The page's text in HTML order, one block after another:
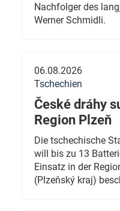
Nachfolger des
Werner Schmidli.
06.08.2026
Tschechien
České dráhy
Region Plzeň
Die tschechische
will bis zu 13
Einsatz in der
(Plzeňský kraj)